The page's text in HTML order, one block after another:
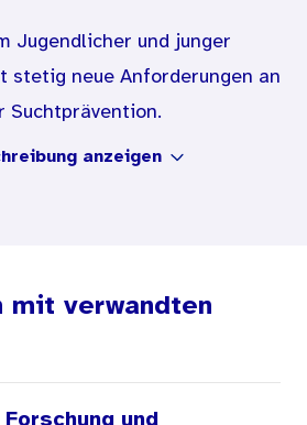
Jugendlicher und junger
stetig neue Anforderungen an
Suchtprävention.
aktuelle Trends
schärfen.
schon zu einem frühen
anzeigen
mit verwandten
und